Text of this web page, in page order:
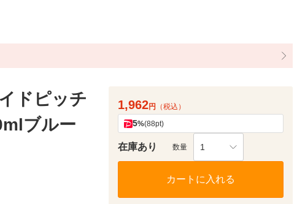
ドピッチ
ブルー
1,962円 （税込）
5%(88pt)
在庫あり 数量 1
カートに入れる